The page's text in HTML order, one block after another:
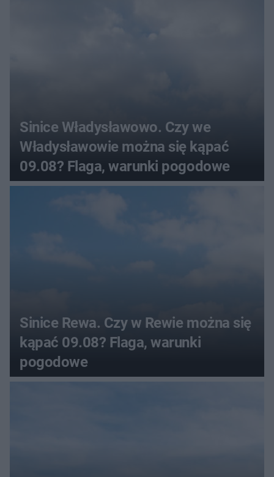
Sinice Władysławowo. Czy we
Władysławowie można się kąpać
09.08? Flaga, warunki pogodowe
Sinice Rewa. Czy w Rewie można się
kąpać 09.08? Flaga, warunki
pogodowe